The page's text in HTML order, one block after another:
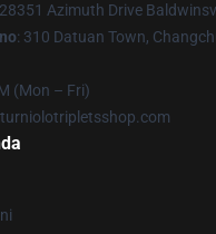
Azimuth Drive
: 310 Datuan Town,
(Mon – Fri)